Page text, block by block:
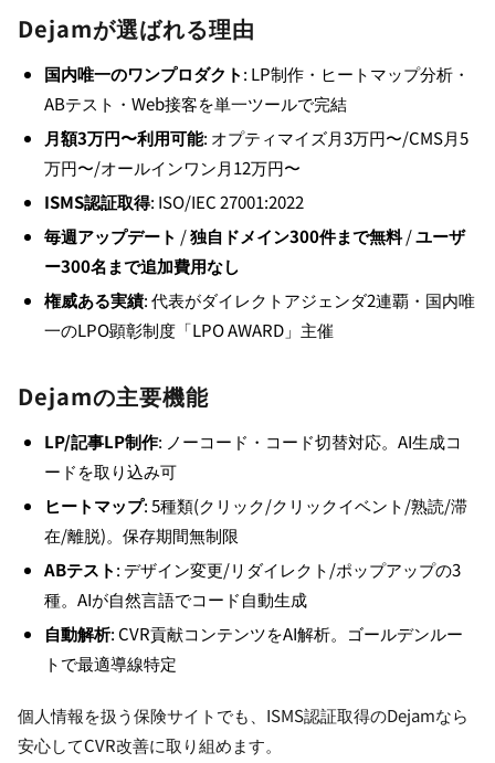
Dejamが選ばれる理由
国内唯一のワンプロダクト: LP制作・ヒートマップ分析・
ABテスト・Web接客を単一ツールで完結
月額3万円〜利用可能: オプティマイズ月3万円〜/CMS月5
万円〜/オールインワン月12万円〜
ISMS認証取得: ISO/IEC 27001:2022
毎週アップデート /独自ドメイン300件まで無料/ユーザ
ー300名まで追加費用なし
権威ある実績: 代表がダイレクトアジェンダ2連覇・国内唯
一のLPO顕彰制度「LPO AWARD」主催
Dejamの主要機能
LP/記事LP制作: ノーコード・コード切替対応。AI生成コ
ードを取り込み可
ヒートマップ: 5種類(クリック/クリックイベント/熟読/滞
在/離脱)。保存期間無制限
ABテスト: デザイン変更/リダイレクト/ポップアップの3
種。AIが自然言語でコード自動生成
自動解析: CVR貢献コンテンツをAI解析。ゴールデンルー
トで最適導線特定
個人情報を扱う保険サイトでも、ISMS認証取得のDejamなら
安心してCVR改善に取り組めます。